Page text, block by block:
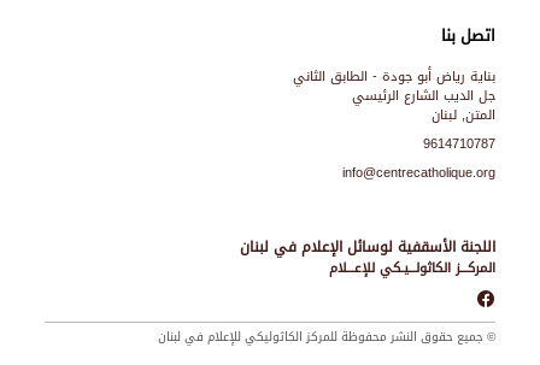
اللجنة الأسقفية لوسائل الإعلام في لبنان
المركـــز الكاثولـــيـكي للإعـــلام
اتصل بنا
بناية رياض أبو جودة - الطابق الثاني
جل الديب الشارع الرئيسي
المتن, لبنان
9614710787
info@centrecatholique.org
© جميع حقوق النشر محفوظة للمركز الكاثوليكي للإعلام في لبنان